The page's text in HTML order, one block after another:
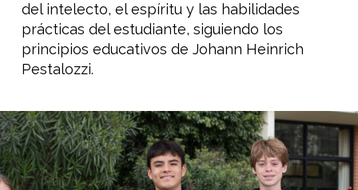
del intelecto, el espíritu y las habilidades
prácticas del estudiante, siguiendo los
principios educativos de Johann Heinrich
Pestalozzi.